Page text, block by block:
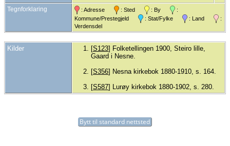
Tegnforklaring : Adresse : Sted : By
:
Kommune/Prestegjeld
: Stat/Fylke : Land
:
Verdensdel
Kilder [S123] Folketellingen 1900, Steiro lille,
Gaard i Nesne.
[S356] Nesna kirkebok 1880-1910, s. 164.
[S587] Lurøy kirkebok 1880-1902, s. 280.
Bytt til standard nettsted